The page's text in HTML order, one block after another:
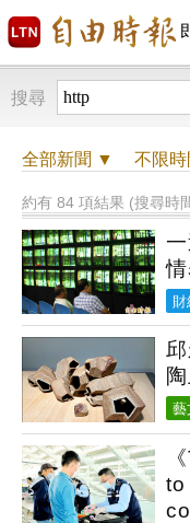
搜尋
全部新聞 ▼ 不限時
約有 84 項結果 (搜尋時
財
藝
to